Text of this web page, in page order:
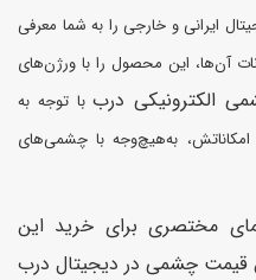
ایرانی و خارجی را به شما معرفی
آن‌ها، این محصول را با ورژن‌های
الکترونیکی درببا توجه به
به‌هیچ‌وجه با چشمی‌های
مختصری برای خرید این
قیمت چشمی در دیجیتال درب